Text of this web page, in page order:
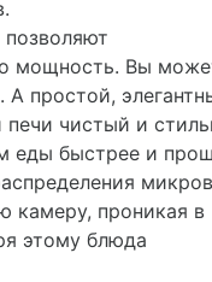
мощность. Вы
А простой,
чистый и
еды быстрее и
камеру, проникая в
этому блюда